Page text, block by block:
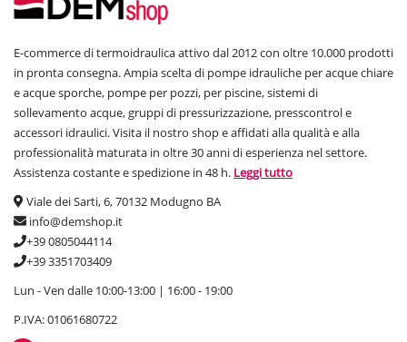
E-commerce di termoidraulica attivo dal 2012 con oltre 10.000 prodotti
in pronta consegna. Ampia scelta di pompe idrauliche per acque chiare
e acque sporche, pompe per pozzi, per piscine, sistemi di
sollevamento acque, gruppi di pressurizzazione, presscontrol e
accessori idraulici. Visita il nostro shop e affidati alla qualità e alla
professionalità maturata in oltre 30 anni di esperienza nel settore.
Assistenza costante e spedizione in 48 h. Leggi tutto
Viale dei Sarti, 6, 70132 Modugno BA
info@demshop.it
+39 0805044114
+39 3351703409
Lun - Ven dalle 10:00-13:00 | 16:00 - 19:00
P.IVA: 01061680722